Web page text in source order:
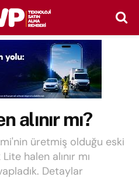
alınır mı?
üretmiş olduğu eski
halen alınır mı
Detaylar